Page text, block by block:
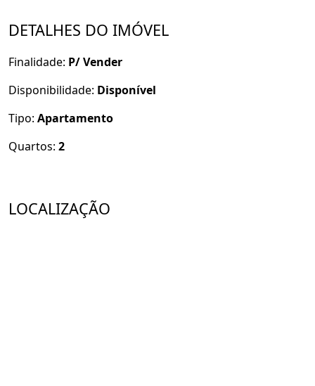
DETALHES DO IMÓVEL
Finalidade: P/ Vender
Disponibilidade: Disponível
Tipo: Apartamento
Quartos: 2
LOCALIZAÇÃO